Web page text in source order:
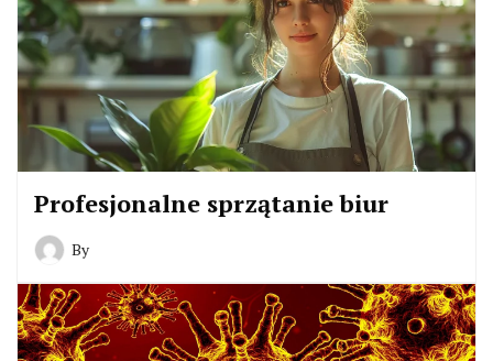
Profesjonalne sprzątanie biur
By